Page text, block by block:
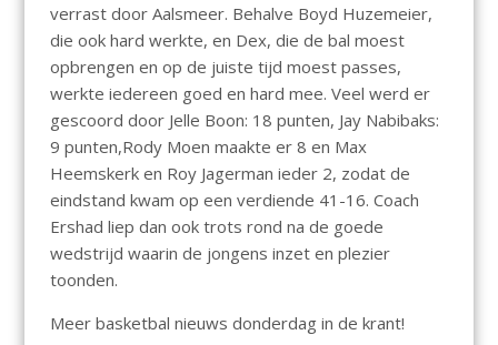
verrast door Aalsmeer. Behalve Boyd Huzemeier,
die ook hard werkte, en Dex, die de bal moest
opbrengen en op de juiste tijd moest passes,
werkte iedereen goed en hard mee. Veel werd er
gescoord door Jelle Boon: 18 punten, Jay Nabibaks:
9 punten,Rody Moen maakte er 8 en Max
Heemskerk en Roy Jagerman ieder 2, zodat de
eindstand kwam op een verdiende 41-16. Coach
Ershad liep dan ook trots rond na de goede
wedstrijd waarin de jongens inzet en plezier
toonden.
Meer basketbal nieuws donderdag in de krant!